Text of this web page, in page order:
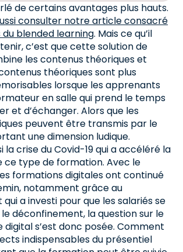
de certains avantages plus hauts.
consulter notre article consacré
blended learning. Mais ce qu’il
c’est que cette solution de
les contenus théoriques et
théoriques sont plus
lorsque les apprenants
en salle qui prend le temps
et d’échanger. Alors que les
peuvent être transmis par le
une dimension ludique.
la crise du Covid-19 qui a accéléré la
ce type de formation. Avec le
formations digitales ont continué
notamment grâce au
a investi pour que les salariés se
déconfinement, la question sur le
s’est donc posée. Comment
indispensables du présentiel